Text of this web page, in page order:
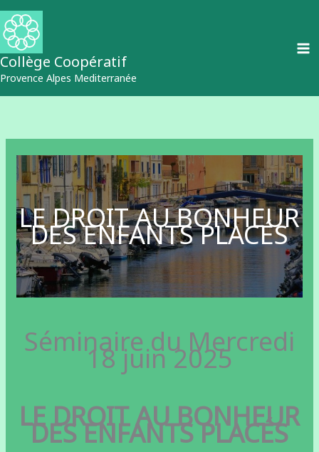
Aller
au
contenu
Collège Coopératif
Provence Alpes Mediterranée
LE DROIT AU BONHEUR
DES ENFANTS PLACÉS
Séminaire du Mercredi
18 juin 2025
LE DROIT AU BONHEUR
DES ENFANTS PLACÉS